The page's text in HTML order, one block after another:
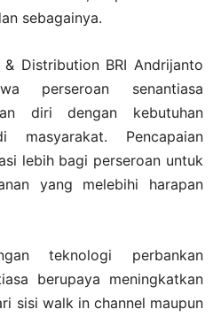
sebagainya.
Distribution BRI Andrijanto
perseroan senantiasa
diri dengan kebutuhan
masyarakat. Pencapaian
lebih bagi perseroan untuk
yang melebihi harapan
teknologi perbankan
berupaya meningkatkan
sisi walk in channel maupun